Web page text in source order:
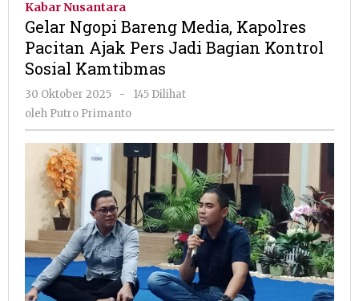
Kapolres
Pacitan
Kontrol
Sosial
Kamtibmas
Kabar Nusantara
Gelar Ngopi Bareng Media, Kapolres
Pacitan Ajak Pers Jadi Bagian Kontrol
Sosial Kamtibmas
30 Oktober 2025
oleh
Putro
-
145 Dilihat
oleh Putro Primanto